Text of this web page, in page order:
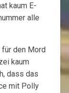
kaum E-
alle
den Mord
kaum
dass das
mit Polly